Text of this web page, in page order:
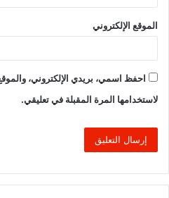
الموقع الإلكتروني
احفظ اسمي، بريدي الإلكتروني،
لاستخدامها المرة المقبلة في تعليقي.